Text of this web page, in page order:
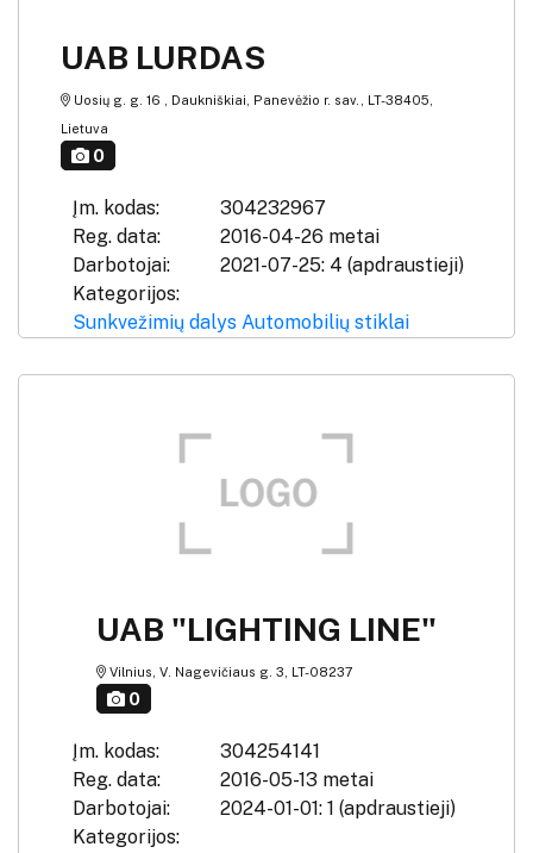
UAB LURDAS
Uosių g. g. 16 , Daukniškiai, Panevėžio r. sav., LT-38405,
Lietuva
0
Įm. kodas:
304232967
Reg. data:
2016-04-26 metai
Darbotojai:
2021-07-25: 4 (apdraustieji)
Kategorijos:
Sunkvežimių dalys Automobilių stiklai
UAB "LIGHTING LINE"
Vilnius, V. Nagevičiaus g. 3, LT-08237
0
Įm. kodas:
304254141
Reg. data:
2016-05-13 metai
Darbotojai:
2024-01-01: 1 (apdraustieji)
Kategorijos: